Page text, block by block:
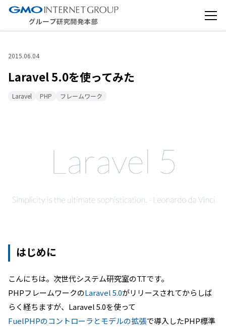
2015.06.04
Laravel 5.0を使ってみた
Laravel PHP フレームワーク
はじめに
こんにちは。次世代システム研究室のT.Tです。
PHPフレームワークのLaravel 5.0がリリースされてからしば
らく経ちますが、Laravel 5.0を使って
FuelPHPのコントローラとモデルの拡張で導入したPHP標準